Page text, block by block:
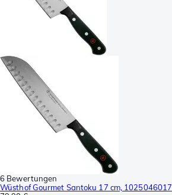
6 Bewertungen
Wüsthof Gourmet Santoku 17 cm, 1025046017